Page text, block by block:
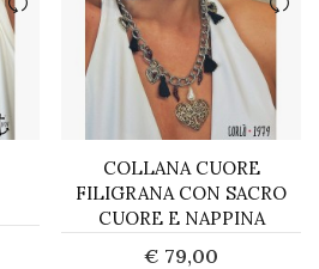
COLLANA CUORE
FILIGRANA CON SACRO
CUORE E NAPPINA
€ 79,00